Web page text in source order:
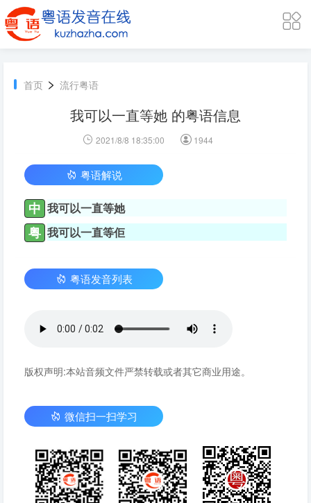
首页 > 流行粤语
我可以一直等她 的粤语信息
2021/8/8 18:35:00 1944
粤语解说
中 我可以一直等她
粤 我可以一直等佢
粤语发音列表
版权声明:本站音频文件严禁转载或者其它商业用途。
微信扫一扫学习